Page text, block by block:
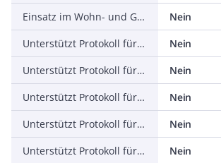
Einsatz im Wohn- und Gewerbebereich zulässig
Nein
Unterstützt Protokoll für TCP/IP
Nein
Unterstützt Protokoll für PROFIBUS
Nein
Unterstützt Protokoll für CAN
Nein
Unterstützt Protokoll für INTERBUS
Nein
Unterstützt Protokoll für ASI
Nein